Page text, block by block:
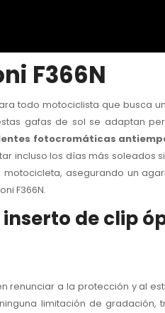
F366N
todo motociclista que busca
gafas de sol se adaptan
fotocromáticas
incluso los días más soleados
asegurando un
F366N.
de clip
a la protección y al
limitación de